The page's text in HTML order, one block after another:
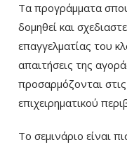
Τα προγράμματα
δομηθεί και
επαγγελματίας του
απαιτήσεις της
προσαρμόζονται
επιχειρηματικού
Το σεμινάριο είναι